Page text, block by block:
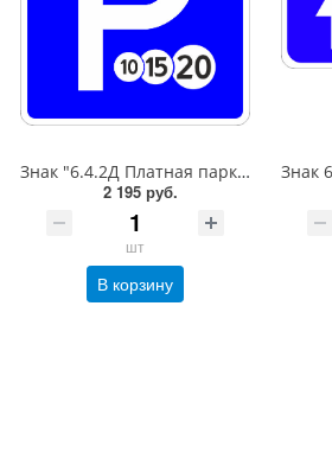
Знак "6.4.2Д Платная парковка для автотранспорта»,B=700Тип А (la) Инженерная (5 лет)металл 0.8 мм
2 195 руб.
шт
В корзину